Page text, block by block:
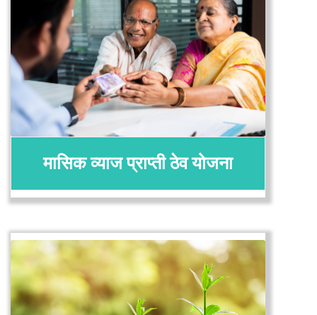
अर्ज करा तपशील
मासिक व्याज प्राप्ती ठेव योजना